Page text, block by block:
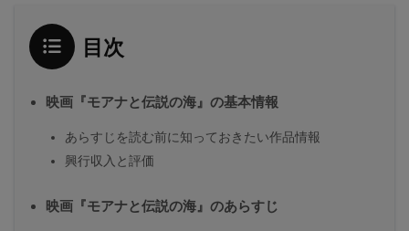
目次
映画『モアナと伝説の海』の基本情報
あらすじを読む前に知っておきたい作品情報
興行収入と評価
映画『モアナと伝説の海』のあらすじ